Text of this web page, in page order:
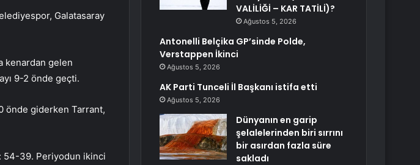
Galatasaray
kenardan gelen
9-2 önde geçti.
önde giderken Tarrant,
54-39. Periyodun ikinci
VALİLİĞİ – KAR TATİLİ)?
Ağustos 5, 2026
Antonelli Belçika GP’sinde Polde,
Verstappen İkinci
Ağustos 5, 2026
AK Parti Tunceli İl Başkanı istifa etti
Ağustos 5, 2026
Dünyanın en garip
şelalelerinden biri sırrını
bir asırdan fazla süre
sakladı